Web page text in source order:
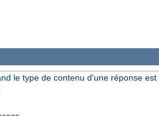
le type de contenu d'une réponse est